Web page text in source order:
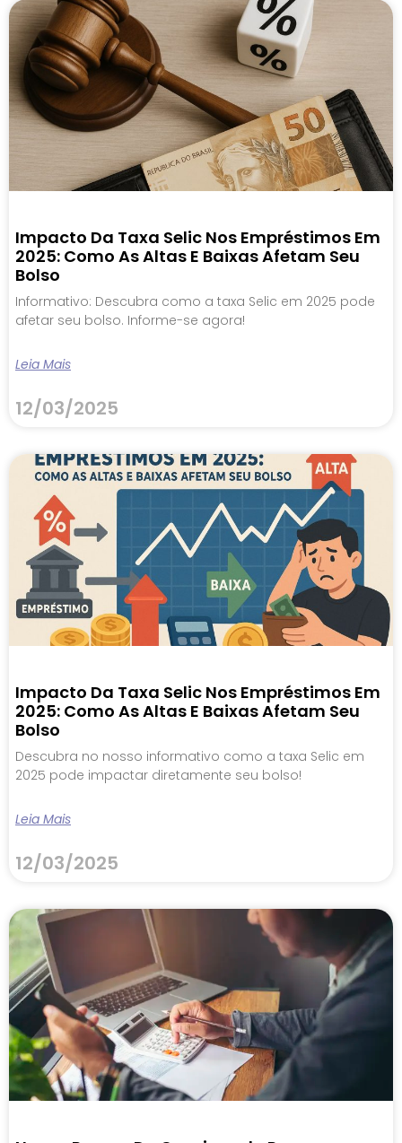
Impacto Da Taxa Selic Nos Empréstimos Em
2025: Como As Altas E Baixas Afetam Seu
Bolso
Informativo: Descubra como a taxa Selic em 2025 pode
afetar seu bolso. Informe-se agora!
Leia Mais
12/03/2025
Impacto Da Taxa Selic Nos Empréstimos Em
2025: Como As Altas E Baixas Afetam Seu
Bolso
Descubra no nosso informativo como a taxa Selic em
2025 pode impactar diretamente seu bolso!
Leia Mais
12/03/2025